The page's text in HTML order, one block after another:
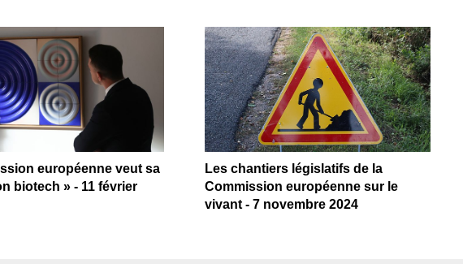
européenne veut sa
biotech » - 11 février
Les chantiers législatifs de la
Commission européenne sur le
vivant - 7 novembre 2024